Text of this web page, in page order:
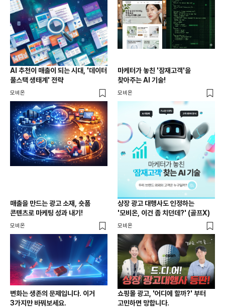
AI 추천이 매출이 되는 시대, '데이터
풀스택 생태계' 전략
모비온
마케터가 놓친 '잠재고객'을
찾아주는 AI 기술!
모비온
매출을 만드는 광고 소재, 숏폼
콘텐츠로 마케팅 성과 내기!
모비온
상장 광고 대행사도 인정하는
'모비온, 이건 좀 치던데?' (골프X)
모비온
변화는 생존의 문제입니다. 이거
3가지만 바꿔보세요.
쇼핑몰 광고, '어디에 할까?' 부터
고민하면 망합니다.